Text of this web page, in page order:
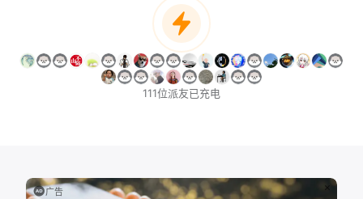
111位派友已充电
广告